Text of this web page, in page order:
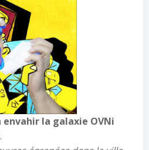
la galaxie OVNi
.